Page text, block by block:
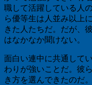
職して活躍している人
ら優等生は人並み以上
きた人たちだ。だが、
はなかなか聞けない。
面白い連中に共通して
わりが強いことだ。彼
き方を選んできたのだ